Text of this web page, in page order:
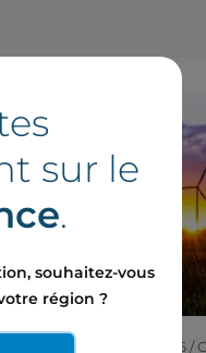
30 juin 2026
sur le
.
souhaitez-vous
région ?